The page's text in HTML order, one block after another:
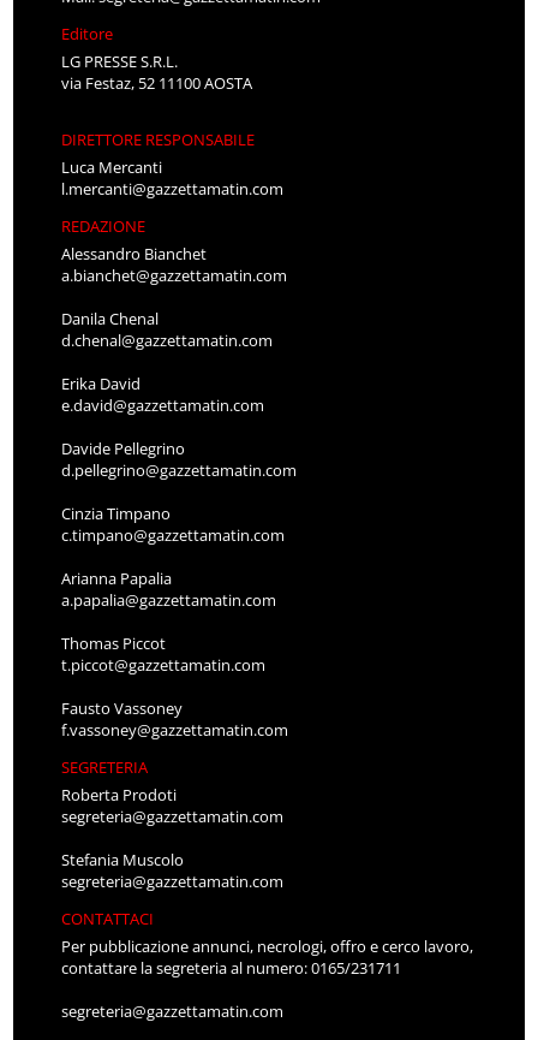
Editore
LG PRESSE S.R.L.
via Festaz, 52 11100 AOSTA
DIRETTORE RESPONSABILE
Luca Mercanti
l.mercanti@gazzettamatin.com
REDAZIONE
Alessandro Bianchet
a.bianchet@gazzettamatin.com
Danila Chenal
d.chenal@gazzettamatin.com
Erika David
e.david@gazzettamatin.com
Davide Pellegrino
d.pellegrino@gazzettamatin.com
Cinzia Timpano
c.timpano@gazzettamatin.com
Arianna Papalia
a.papalia@gazzettamatin.com
Thomas Piccot
t.piccot@gazzettamatin.com
Fausto Vassoney
f.vassoney@gazzettamatin.com
SEGRETERIA
Roberta Prodoti
segreteria@gazzettamatin.com
Stefania Muscolo
segreteria@gazzettamatin.com
CONTATTACI
Per pubblicazione annunci, necrologi, offro e cerco lavoro,
contattare la segreteria al numero: 0165/231711
segreteria@gazzettamatin.com